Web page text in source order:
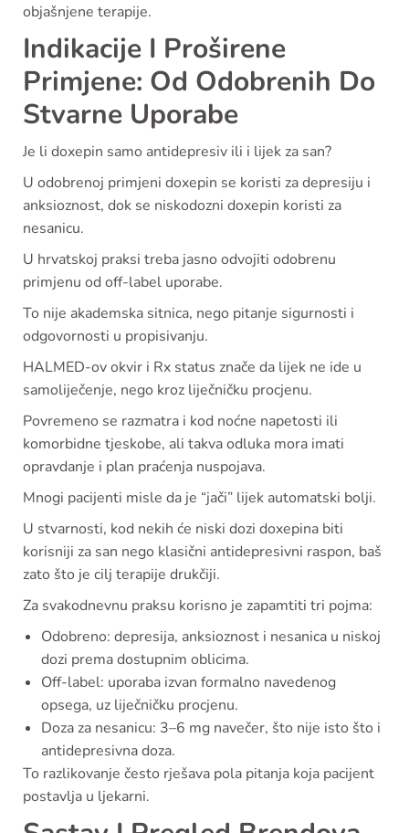
objašnjene terapije.
Indikacije I Proširene
Primjene: Od Odobrenih Do
Stvarne Uporabe
Je li doxepin samo antidepresiv ili i lijek za san?
U odobrenoj primjeni doxepin se koristi za depresiju i
anksioznost, dok se niskodozni doxepin koristi za
nesanicu.
U hrvatskoj praksi treba jasno odvojiti odobrenu
primjenu od off-label uporabe.
To nije akademska sitnica, nego pitanje sigurnosti i
odgovornosti u propisivanju.
HALMED-ov okvir i Rx status znače da lijek ne ide u
samoliječenje, nego kroz liječničku procjenu.
Povremeno se razmatra i kod noćne napetosti ili
komorbidne tjeskobe, ali takva odluka mora imati
opravdanje i plan praćenja nuspojava.
Mnogi pacijenti misle da je “jači” lijek automatski bolji.
U stvarnosti, kod nekih će niski dozi doxepina biti
korisniji za san nego klasični antidepresivni raspon, baš
zato što je cilj terapije drukčiji.
Za svakodnevnu praksu korisno je zapamtiti tri pojma:
Odobreno: depresija, anksioznost i nesanica u niskoj
dozi prema dostupnim oblicima.
Off-label: uporaba izvan formalno navedenog
opsega, uz liječničku procjenu.
Doza za nesanicu: 3–6 mg navečer, što nije isto što i
antidepresivna doza.
To razlikovanje često rješava pola pitanja koja pacijent
postavlja u ljekarni.